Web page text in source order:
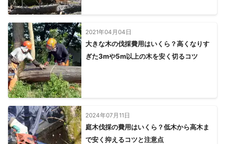
2021年04月04日
大きな木の伐採費用はいくら？高くなりす
ぎた3mや5m以上の木を安く切るコツ
2024年07月11日
庭木伐採の費用はいくら？低木から高木ま
で安く抑えるコツと注意点